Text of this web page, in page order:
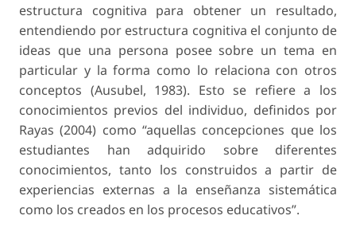
estructura cognitiva para obtener un resultado,
entendiendo por estructura cognitiva el conjunto de
ideas que una persona posee sobre un tema en
particular y la forma como lo relaciona con otros
conceptos (Ausubel, 1983). Esto se refiere a los
conocimientos previos del individuo, definidos por
Rayas (2004) como “aquellas concepciones que los
estudiantes han adquirido sobre diferentes
conocimientos, tanto los construidos a partir de
experiencias externas a la enseñanza sistemática
como los creados en los procesos educativos”.